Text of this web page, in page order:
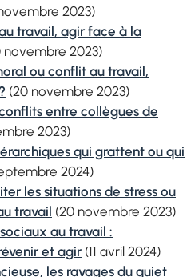
2023)
travail, agir face à la
novembre 2023)
ou conflit au travail,
(20 novembre 2023)
entre collègues de
2023)
qui grattent ou qui
2024)
les situations de stress ou
travail (20 novembre 2023)
au travail :
et agir (11 avril 2024)
les ravages du quiet